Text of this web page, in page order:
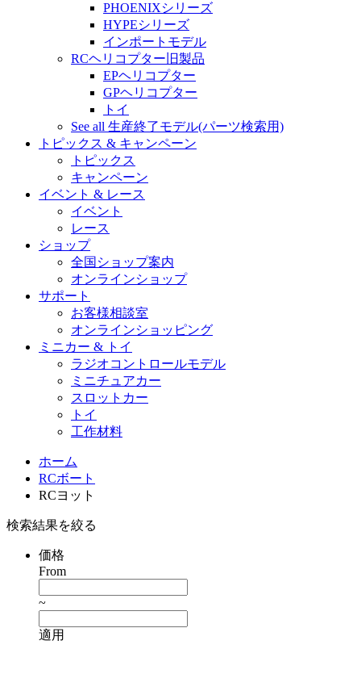
PHOENIXシリーズ
HYPEシリーズ
インポートモデル
RCヘリコプター旧製品
EPヘリコプター
GPヘリコプター
トイ
See all 生産終了モデル(パーツ検索用)
トピックス & キャンペーン
トピックス
キャンペーン
イベント & レース
イベント
レース
ショップ
全国ショップ案内
オンラインショップ
サポート
お客様相談室
オンラインショッピング
ミニカー & トイ
ラジオコントロールモデル
ミニチュアカー
スロットカー
トイ
工作材料
ホーム
RCボート
RCヨット
検索結果を絞る
価格
From
~
適用